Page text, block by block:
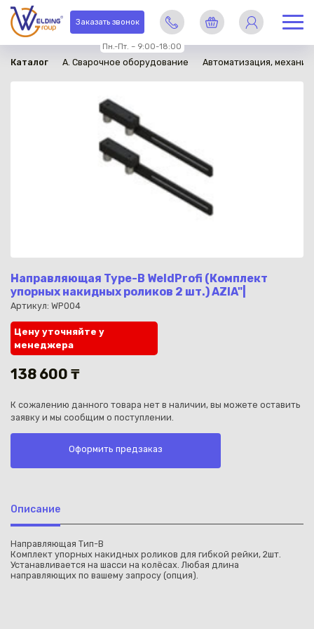
Заказать звонок
Пн.-Пт. – 9:00-18:00
Каз
Каталог A. Сварочное оборудование Автоматизация,
Направляющая Type-В WeldProfi (Комплект
упорных накидных роликов 2 шт.) AZIA"|
Артикул: WP004
в наличии
Цену уточняйте у
менеджера
138 600 ₸
К сожалению данного товара нет в наличии, вы можете оставить
заявку и мы сообщим о поступлении.
Оформить предзаказ
Описание
Направляющая Tип-B
Комплект упорных накидных роликов для гибкой рейки, 2шт.
Устанавливается на шасси на колёсах. Любая длина
направляющих по вашему запросу (опция).